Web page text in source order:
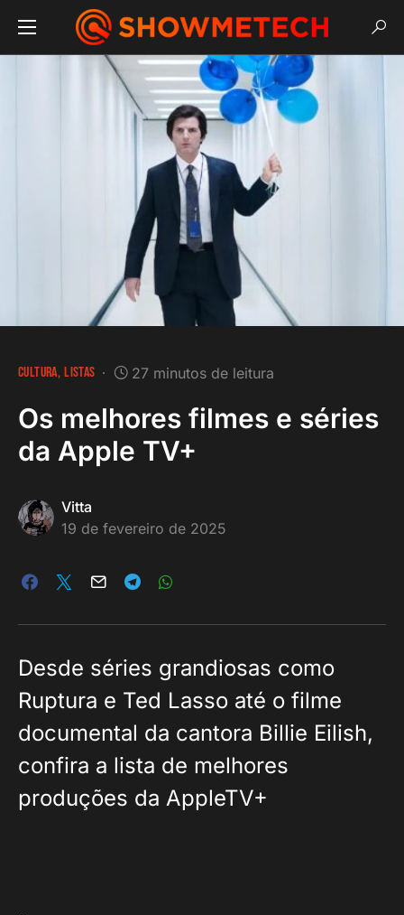
CULTURA LISTAS 27 minutos de leitura
Os melhores filmes e séries
da Apple TV+
Vitta
19 de fevereiro de 2025
Desde séries grandiosas como
Ruptura e Ted Lasso até o filme
documental da cantora Billie Eilish,
confira a lista de melhores
produções da AppleTV+